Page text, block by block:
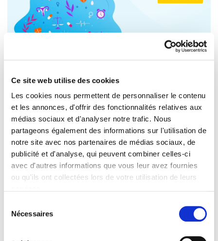
Ce site web utilise des cookies
Les cookies nous permettent de personnaliser le contenu
et les annonces, d'offrir des fonctionnalités relatives aux
médias sociaux et d'analyser notre trafic. Nous
partageons également des informations sur l'utilisation de
notre site avec nos partenaires de médias sociaux, de
publicité et d'analyse, qui peuvent combiner celles-ci
avec d'autres informations que vous leur avez fournies
ou qu'ils ont collectées lors de votre utilisation de leurs
Nécessaires
LES DÉPUTÉS EUROPÉENS ALERTENT
SUR L’« ANGLE MORT » QUE
CONSTITUE LA SANTÉ DES FEMMES
La commission des droits des femmes et de
l’égalité des genres (FEMM) du Parlement
européen a aujourd’hui soutenu un…